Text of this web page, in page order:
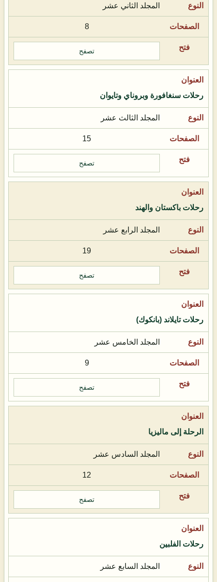
المجلد الثاني عشر
8
تصفح
رحلات سنغافورة وبروناي وتايوان
المجلد الثالث عشر
15
تصفح
رحلات باكستان والهند
المجلد الرابع عشر
19
تصفح
رحلات تايلاند (بانكوك)
المجلد الخامس عشر
9
تصفح
الرحلة إلى ماليزيا
المجلد السادس عشر
12
تصفح
رحلات الفلبين
المجلد السابع عشر